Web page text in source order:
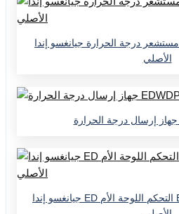
مستشعر درجة الحرارة جيانغسو إندا YL-S183W منتج المصنع
الأصلي
جيانغسو إندا ED التحكم اللوحة الأم ED212-013 أجزاء المصنع